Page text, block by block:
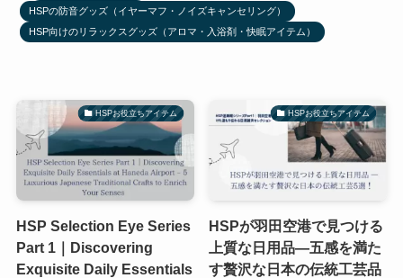
HSPの防音グッズ（イヤーマフ・ノイズキャンセリング）
HSP向けのリラックスグッズ（アロマ・入浴剤・快眠アイテム）
HSPお役立ちアイテム
HSP Selection Eye Series
Part 1｜Discovering
Exquisite Daily Essentials
HSPお役立ちアイテム
HSPが羽田空港で見つける
上質な日用品—五感を満た
す贅沢な日本の伝統工芸品